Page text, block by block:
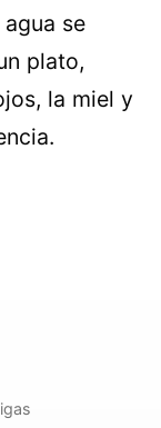
se
plato,
la miel y